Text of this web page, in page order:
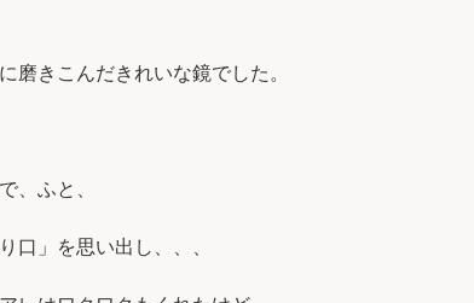
磨きこんだきれいな鏡でした。
、ふと、
り口」を思い出し、、、